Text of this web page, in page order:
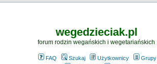
wegedzieciak.pl
forum rodzin wegańskich i wegetariańskich
FAQ Szukaj Użytkownicy
Grupy